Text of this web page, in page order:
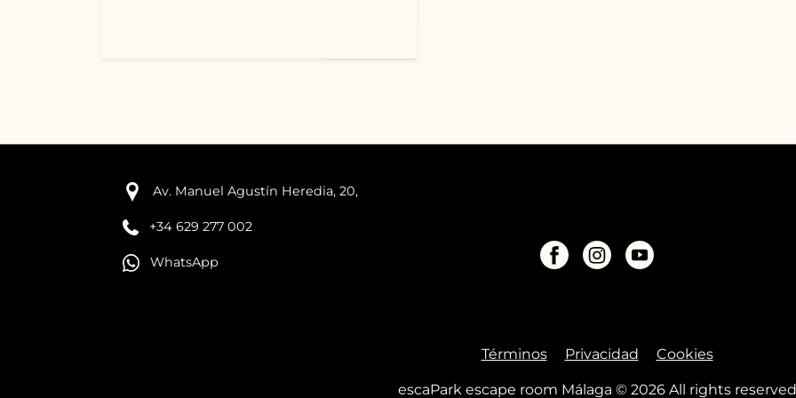
Av. Manuel Agustín Heredia, 20,
+34 629 277 002
WhatsApp
Términos Privacidad Cookies
escaPark escape room Málaga © 2026 All rights reserved